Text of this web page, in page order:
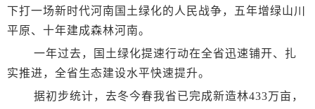
下打一场新时代河南国土绿化的人民战争，五年增绿山川
平原、十年建成森林河南。
一年过去，国土绿化提速行动在全省迅速铺开、扎
实推进，全省生态建设水平快速提升。
据初步统计，去冬今春我省已完成新造林433万亩，